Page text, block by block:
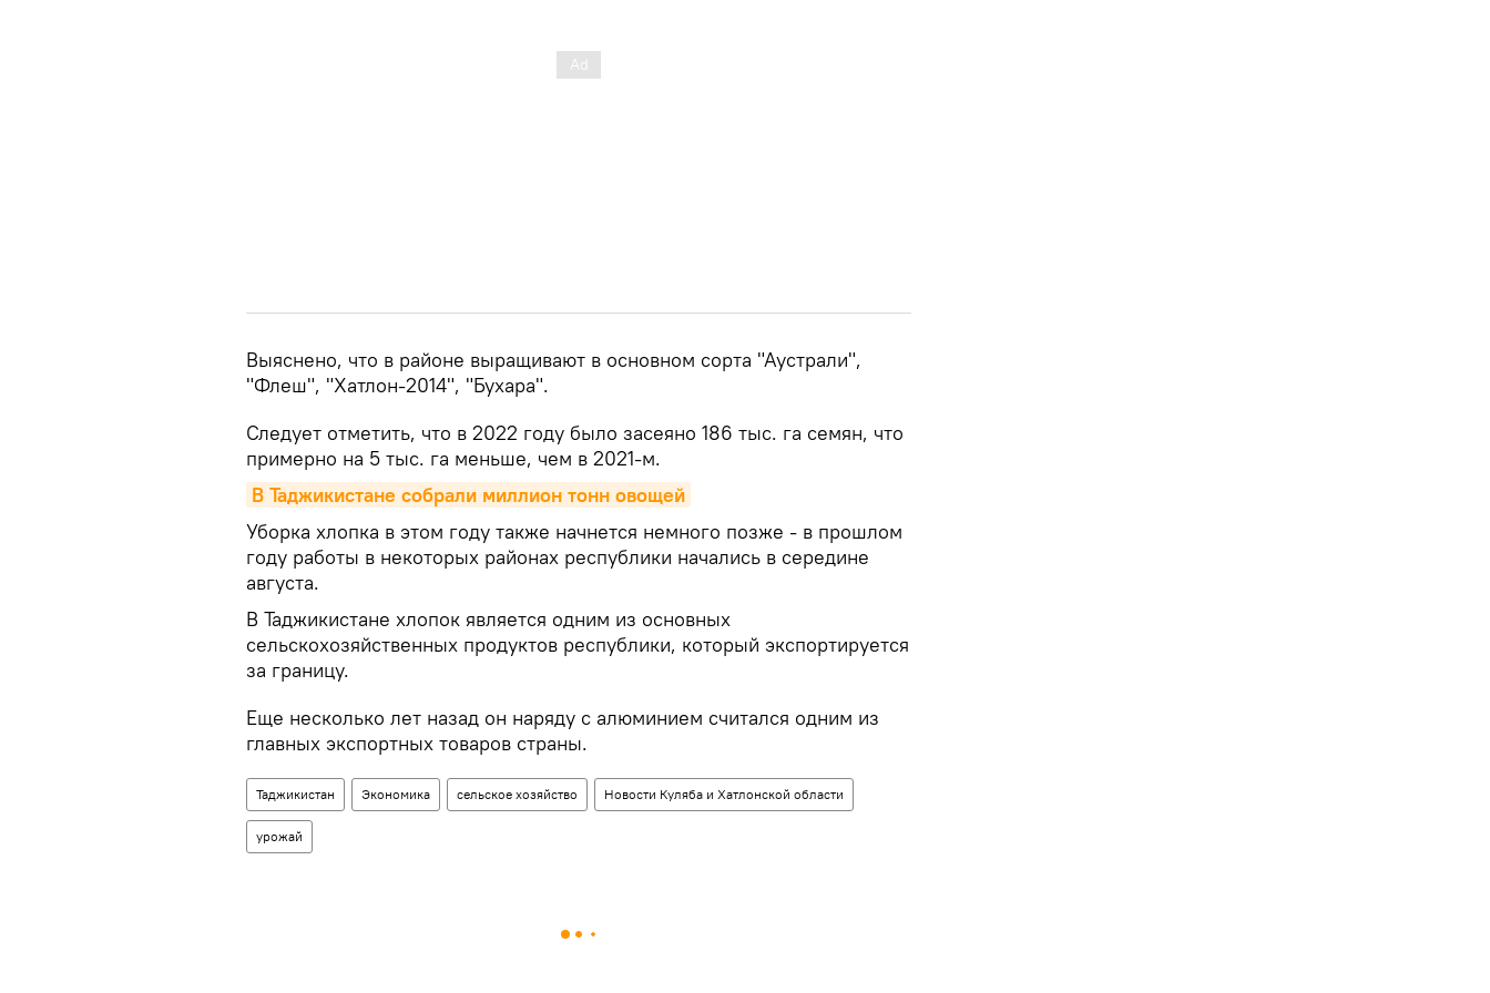
Выяснено, что в районе выращивают в основном сорта "Аустрали",
"Флеш", "Хатлон-2014", "Бухара".
Следует отметить, что в 2022 году было засеяно 186 тыс. га семян, что
примерно на 5 тыс. га меньше, чем в 2021-м.
В Таджикистане собрали миллион тонн овощей
Уборка хлопка в этом году также начнется немного позже - в прошлом
году работы в некоторых районах республики начались в середине
августа.
В Таджикистане хлопок является одним из основных
сельскохозяйственных продуктов республики, который экспортируется
за границу.
Еще несколько лет назад он наряду с алюминием считался одним из
главных экспортных товаров страны.
Таджикистан Экономика сельское хозяйство Новости Куляба и Хатлонской области
урожай